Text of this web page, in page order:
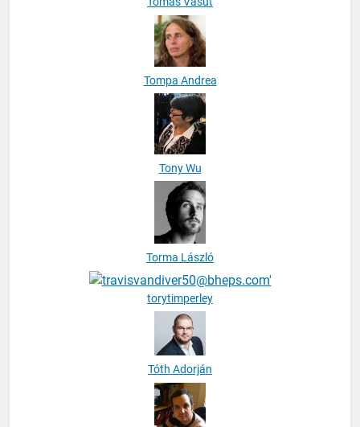
Tomáš Vašut
Tompa Andrea
Tony Wu
torytimperley
Tóth Adorján